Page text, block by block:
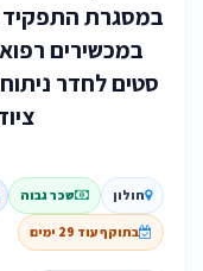
במסגרת התפקיד
במכשירים
סטים לחדר
חולון שכר גבוה
בתוקף עוד 29 ימים